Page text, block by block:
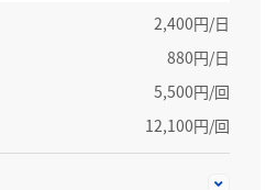
2,400円/日
880円/日
5,500円/回
12,100円/回